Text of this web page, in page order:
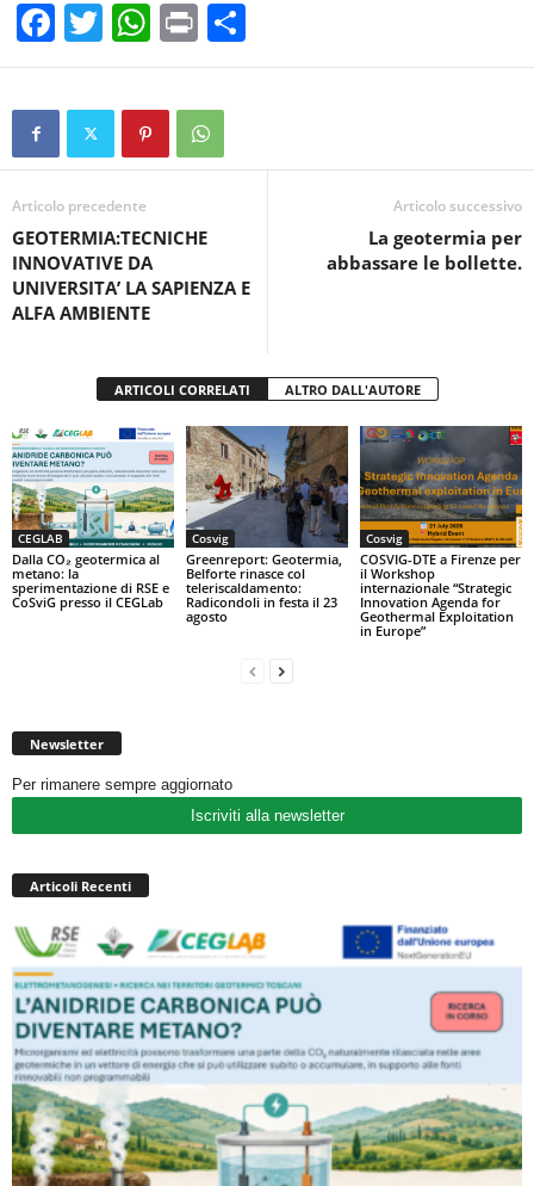
F
a
c
b
o
o
k
T
wi
tt
W
h
at
s
A
p
Pr
in
t
o
vi
Articolo precedente
GEOTERMIA:TECNICHE
INNOVATIVE DA
UNIVERSITA’ LA SAPIENZA E
ALFA AMBIENTE
Articolo successivo
La geotermia per
abbassare le bollette.
ARTICOLI CORRELATI ALTRO DALL'AUTORE
CEGLAB
Dalla CO₂ geotermica al
metano: la
sperimentazione di RSE e
CoSviG presso il CEGLab
Cosvig
Greenreport: Geotermia,
Belforte rinasce col
teleriscaldamento:
Radicondoli in festa il 23
agosto
Cosvig
COSVIG-DTE a Firenze per
il Workshop
internazionale “Strategic
Innovation Agenda for
Geothermal Exploitation
in Europe”
Newsletter
Per rimanere sempre aggiornato
Iscriviti alla newsletter
Articoli Recenti